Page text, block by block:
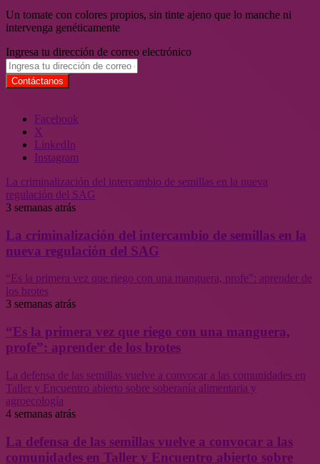
Un tomate con colores propios, sin tinte ajeno que lo manche ni
intervenga genéticamente
Ingresa tu dirección de correo electrónico
Facebook
X
LinkedIn
Instagram
La criminalización del intercambio de semillas en la nueva
regulación del SAG
3 semanas atrás
La criminalización del intercambio de semillas en la
nueva regulación del SAG
“Es la primera vez que riego con una manguera, profe”: aprender de
los brotes
3 semanas atrás
“Es la primera vez que riego con una manguera,
profe”: aprender de los brotes
La defensa de las semillas vuelve a convocar a las comunidades en
Taller y Encuentro abierto sobre soberanía alimentaria y
agroecología
4 semanas atrás
La defensa de las semillas vuelve a convocar a las
comunidades en Taller y Encuentro abierto sobre